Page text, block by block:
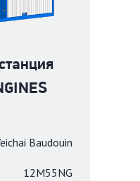
Baudouin
12М55NG